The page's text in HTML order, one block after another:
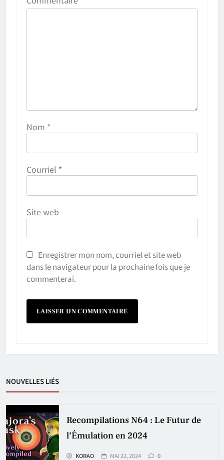
Nom *
Courriel *
Site web
Enregistrer mon nom, courriel et site web
dans le navigateur pour la prochaine fois que je
commenterai.
NOUVELLES LIÉS
Recompilations N64 : Le Futur de
l’Émulation en 2024
KORAO MAI 22, 2024 0